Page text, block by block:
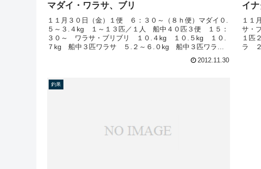
マダイ・ワラサ、ブリ
１１月３０日（金）１便 ６：３０～（８ｈ便）マダイ０.
５～３.４kg １～１３匹／１人 船中４０匹３便 １５：
３０～ ワラサ・ブリブリ １０.４kg １０.５kg １０.
７kg 船中３匹ワラサ ５.２～６.０kg 船中３匹ワラ
2012.11.30
イ
１１
サ・
１匹
ラ
釣果